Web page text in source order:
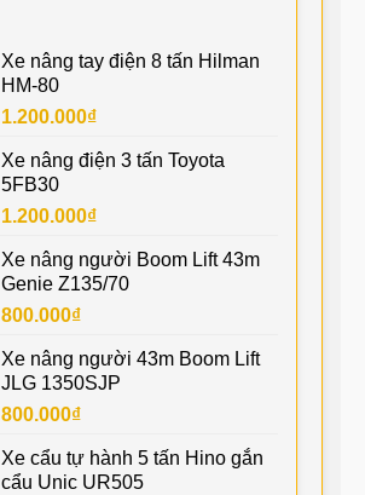
Xe nâng tay điện 8 tấn Hilman
HM-80
1.200.000₫
Xe nâng điện 3 tấn Toyota
5FB30
1.200.000₫
Xe nâng người Boom Lift 43m
Genie Z135/70
800.000₫
Xe nâng người 43m Boom Lift
JLG 1350SJP
800.000₫
Xe cẩu tự hành 5 tấn Hino gắn
cẩu Unic UR505